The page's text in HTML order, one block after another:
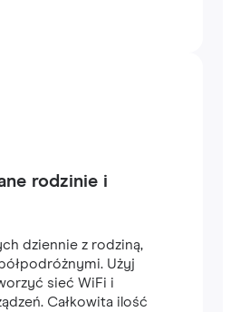
rodzinie i
dziennie z rodziną,
Użyj
sieć WiFi i
Całkowita ilość